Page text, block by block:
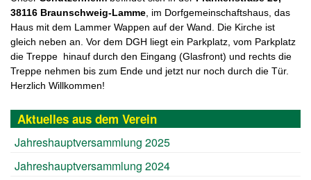
38116 Braunschweig-Lamme , im Dorfgemeinschaftshaus, das
Haus mit dem Lammer Wappen auf der Wand. Die Kirche ist
gleich neben an. Vor dem DGH liegt ein Parkplatz, vom Parkplatz
die Treppe hinauf durch den Eingang (Glasfront) und rechts die
Treppe nehmen bis zum Ende und jetzt nur noch durch die Tür.
Herzlich Willkommen!
Aktuelles aus dem Verein
Jahreshauptversammlung 2025
Jahreshauptversammlung 2024